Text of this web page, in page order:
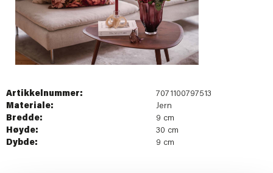
Artikkelnummer:
7071100797513
Materiale:
Jern
Bredde:
9 cm
Høyde:
30 cm
Dybde:
9 cm